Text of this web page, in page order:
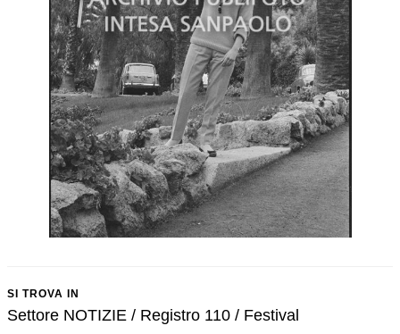
SI TROVA IN
Settore NOTIZIE / Registro 110 / Festival